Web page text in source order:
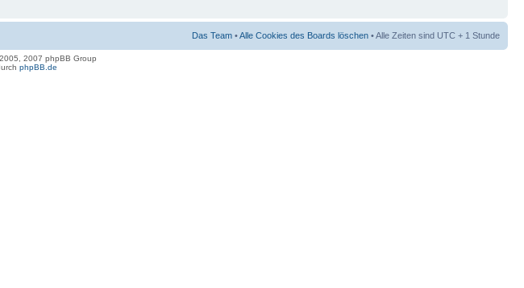
Das Team •Alle Cookies des Boards löschen • Alle Zeiten sind UTC + 1 Stunde
2007 phpBB Group
phpBB.de